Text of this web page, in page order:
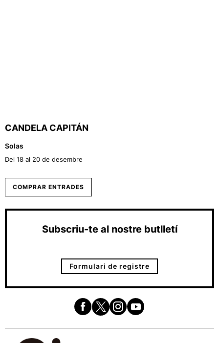
CANDELA CAPITÁN
Solas
Del 18 al 20 de desembre
COMPRAR ENTRADES
Subscriu-te al nostre butlletí
Formulari de registre